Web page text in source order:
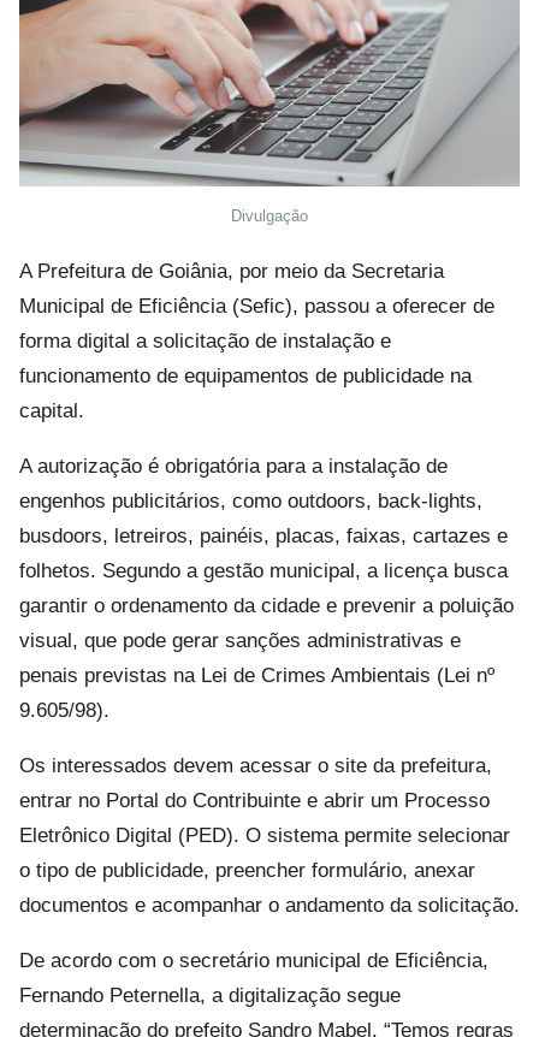
Divulgação
A Prefeitura de Goiânia, por meio da Secretaria
Municipal de Eficiência (Sefic), passou a oferecer de
forma digital a solicitação de instalação e
funcionamento de equipamentos de publicidade na
capital.
A autorização é obrigatória para a instalação de
engenhos publicitários, como outdoors, back-lights,
busdoors, letreiros, painéis, placas, faixas, cartazes e
folhetos. Segundo a gestão municipal, a licença busca
garantir o ordenamento da cidade e prevenir a poluição
visual, que pode gerar sanções administrativas e
penais previstas na Lei de Crimes Ambientais (Lei nº
9.605/98).
Os interessados devem acessar o site da prefeitura,
entrar no Portal do Contribuinte e abrir um Processo
Eletrônico Digital (PED). O sistema permite selecionar
o tipo de publicidade, preencher formulário, anexar
documentos e acompanhar o andamento da solicitação.
De acordo com o secretário municipal de Eficiência,
Fernando Peternella, a digitalização segue
determinação do prefeito Sandro Mabel. “Temos regras